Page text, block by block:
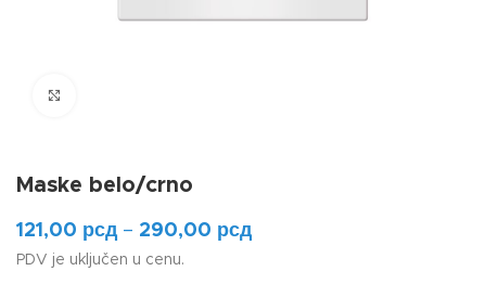
Maske belo/crno
121,00 рсд – 290,00 рсд
PDV je uključen u cenu.